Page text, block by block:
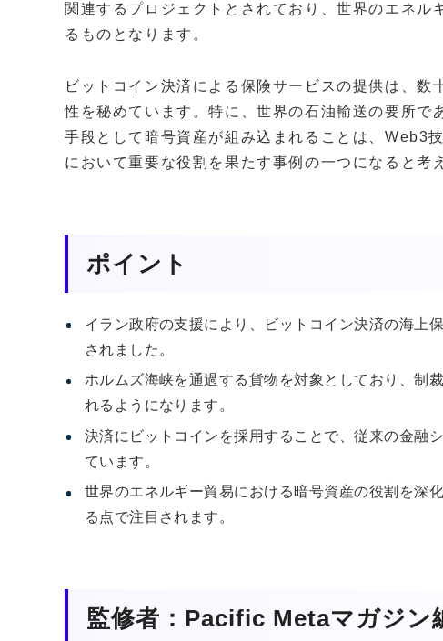
関連するプロジェクトとされており、世界のエネル
るものとなります。
ビットコイン決済による保険サービスの提供は、
性を秘めています。特に、世界の石油輸送の要所で
手段として暗号資産が組み込まれることは、Web3
において重要な役割を果たす事例の一つになると考
ポイント
イラン政府の支援により、ビットコイン決済の海上
されました。
ホルムズ海峡を通過する貨物を対象としており、制
れるようになります。
決済にビットコインを採用することで、従来の金融
ています。
世界のエネルギー貿易における暗号資産の役割を深
る点で注目されます。
監修者：Pacific Metaマガジン